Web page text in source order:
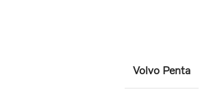
Volvo Penta